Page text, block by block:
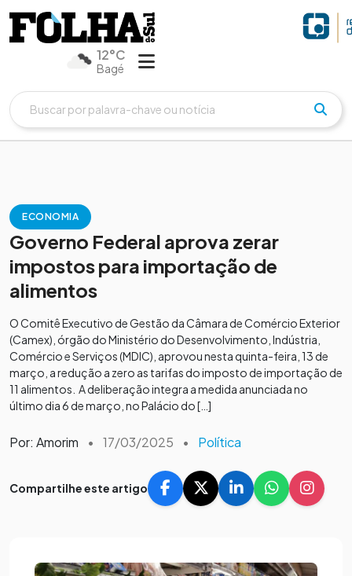
12°C
Bagé
ECONOMIA
Governo Federal aprova zerar
impostos para importação de
alimentos
O Comitê Executivo de Gestão da Câmara de Comércio Exterior
(Camex), órgão do Ministério do Desenvolvimento, Indústria,
Comércio e Serviços (MDIC), aprovou nesta quinta-feira, 13 de
março, a redução a zero as tarifas do imposto de importação de
11 alimentos. A deliberação integra a medida anunciada no
último dia 6 de março, no Palácio do […]
Por: Amorim • 17/03/2025 • Política
Compartilhe este artigo